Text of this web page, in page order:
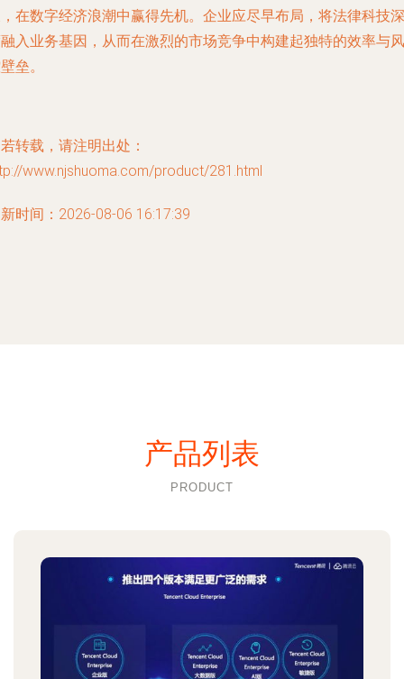
在数字经济浪潮中赢得先机。企业应尽早布局，将法律科技深
入业务基因，从而在激烈的市场竞争中构建起独特的效率与风
垒。
转载，请注明出处：
www.njshuoma.com/product/281.html
时间：2026-08-06 16:17:39
产品列表
PRODUCT